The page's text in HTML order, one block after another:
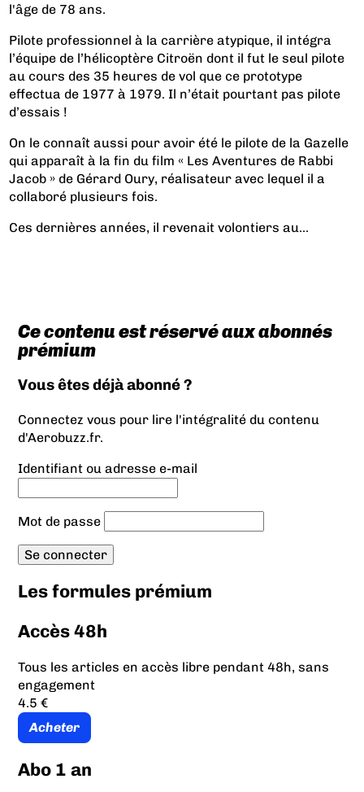
l'âge de 78 ans.
Pilote professionnel à la carrière atypique, il intégra
l’équipe de l’hélicoptère Citroën dont il fut le seul pilote
au cours des 35 heures de vol que ce prototype
effectua de 1977 à 1979. Il n’était pourtant pas pilote
d’essais !
On le connaît aussi pour avoir été le pilote de la Gazelle
qui apparaît à la fin du film « Les Aventures de Rabbi
Jacob » de Gérard Oury, réalisateur avec lequel il a
collaboré plusieurs fois.
Ces dernières années, il revenait volontiers au...
Ce contenu est réservé aux abonnés
prémium
Vous êtes déjà abonné ?
Connectez vous pour lire l'intégralité du contenu
d'Aerobuzz.fr.
Identifiant ou adresse e-mail
Mot de passe
Les formules prémium
Accès 48h
Tous les articles en accès libre pendant 48h, sans
engagement
4.5 €
Acheter
Abo 1 an